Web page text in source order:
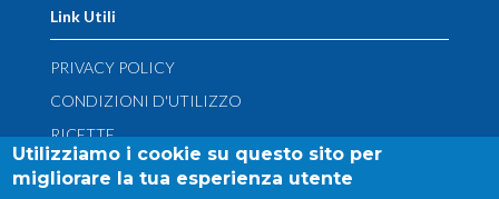
Link Utili
PRIVACY POLICY
CONDIZIONI D'UTILIZZO
RICETTE
CONTATTI
Utilizziamo i cookie su questo sito per
migliorare la tua esperienza utente